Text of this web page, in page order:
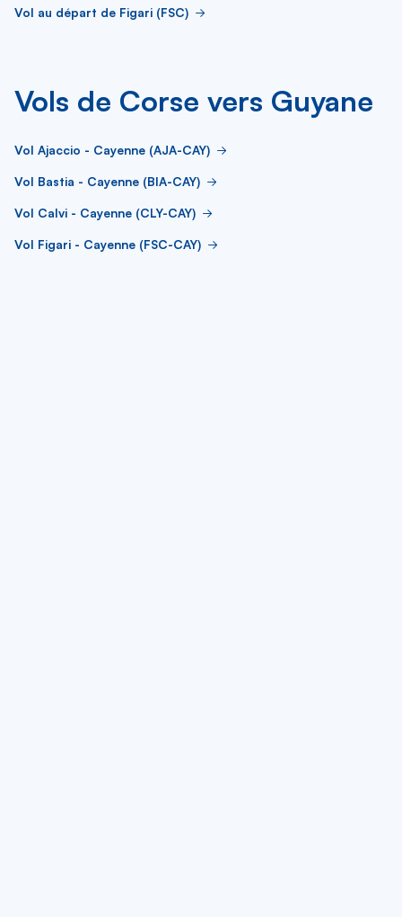
Vol au départ de Figari (FSC)
Vols de Corse vers Guyane
Vol Ajaccio - Cayenne (AJA-CAY)
Vol Bastia - Cayenne (BIA-CAY)
Vol Calvi - Cayenne (CLY-CAY)
Vol Figari - Cayenne (FSC-CAY)